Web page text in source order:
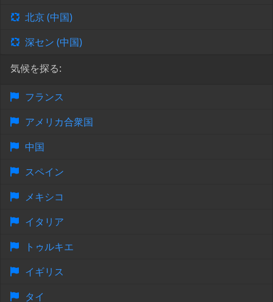
北京 (中国)
深セン (中国)
気候を探る:
フランス
アメリカ合衆国
中国
スペイン
メキシコ
イタリア
トゥルキエ
イギリス
タイ